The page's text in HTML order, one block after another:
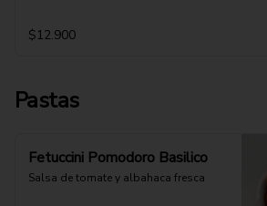
$12.900
Pastas
Fetuccini Pomodoro Basilico
Salsa de tomate y albahaca fresca